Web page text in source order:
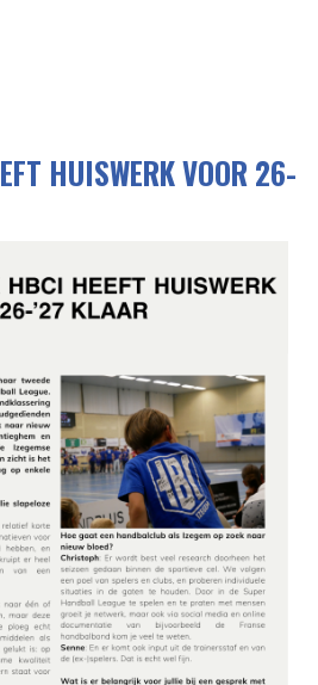
HUISWERK VOOR 26-